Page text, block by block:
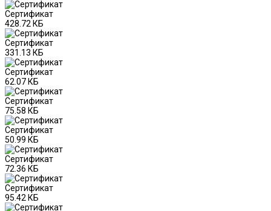
Сертификат
428.72 КБ
Сертификат
331.13 КБ
Сертификат
62.07 КБ
Сертификат
75.58 КБ
Сертификат
50.99 КБ
Сертификат
72.36 КБ
Сертификат
95.42 КБ